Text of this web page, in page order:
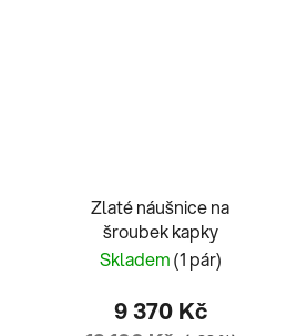
Zlaté náušnice na
šroubek kapky
Skladem(1 pár)
9 370 Kč